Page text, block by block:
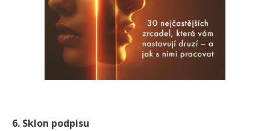
6. Sklon podpisu